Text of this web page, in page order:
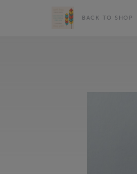
BACK TO SHOP